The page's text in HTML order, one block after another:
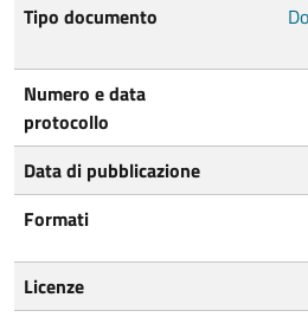
Tipo documento
Numero e data
protocollo
Data di pubblicazione
Formati
Licenze